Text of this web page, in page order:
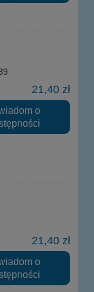
21,40 zł
o
21,40 zł
o